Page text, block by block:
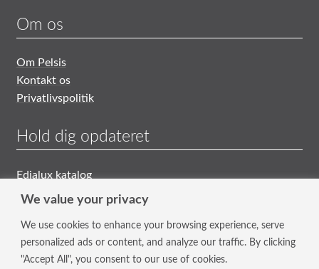
We value your privacy
We use cookies to enhance your browsing experience, serve
personalized ads or content, and analyze our traffic. By clicking
"Accept All", you consent to our use of cookies.
Om os
Om Pelsis
Kontakt os
Privatlivspolitik
Hold dig opdateret
Edialux katalog
Generelle Salgs- og Leveringsbetingelser
Tilmeld nyhedsbrev